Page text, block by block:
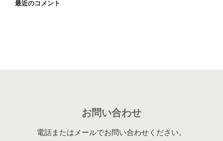
最近のコメント
お問い合わせ
電話またはメールでお問い合わせください。